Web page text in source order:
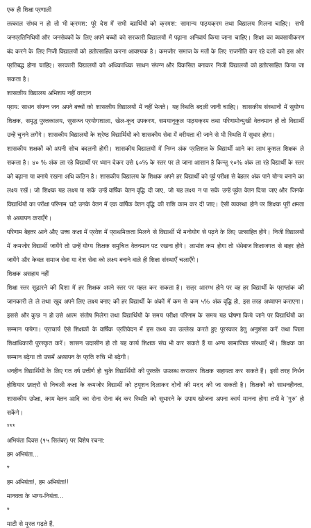
एक ही शिक्षा प्रणाली
तत्काल संभव न हो तो भी क्रमश: पूरे देश में सभी व्द्यार्थियों को क्रमश: सामान्य पाठ्यक्रम तथा विद्यालय मिलना चाहिए। सभी
जनप्रतिनिधियों और जनसेवकों के लिए अपने बच्चों को सरकारी विद्यालयों में पढ़ाना अनिवार्य किया जाना चाहिए। शिक्षा का व्यवसायीकरण
बंद करने के लिए निजी विद्यालयों को हतोत्साहित करना आवश्यक है। कमजोर समाज के मतों के लिए राजनीति कर रहे दलों को इस ओर
प्रतिबद्ध होना चाहिए। सरकारी विद्यालयों को अधिकाधिक साधन संपन्न और विकसित बनाकर निजी विद्यालयों को हतोत्साहित किया जा
सकता है।
शासकीय विद्यालय अभिशाप नहीं वरदान
प्राय: साधन संपन्न जन अपने बच्चों को शासकीय विद्यालयों में नहीं भेजते। यह स्थिति बदली जानी चाहिए। शासकीय संस्थानों में सुयोग्य
शिक्षक, समृद्ध पुस्तकालय, सुसज्ज प्रयोगशाला, खेल-कूद उपकरण, समयानुकूल पाठ्यक्रम तथा परिणामोन्मुखी वेतनमान हों तो विद्यार्थी
उन्हें चुनने लगेंगे। शासकीय विद्यालयों के श्रेष्ठ विद्यार्थियों को शासकीय सेवा में वरीयता दी जाने से भी स्थिति में सुधार होगा।
शासकीय शक्षकों को अपनी सोच बदलनी होगी। शासकीय विद्यालयों में निम्न अंक प्रतिशत के विद्यार्थी आने का लाभ कुशल शिक्षक ले
सकता है। ४० % अंक ला रहे विद्यार्थी पर ध्यान देकर उसे ६०% के स्तर पर ले जाना आसान है किन्तु ९०% अंक ला रहे विद्यार्थी के स्तर
को बढ़ाना या बनाये रखना अधि कठिन है। शासकीय विद्यालय के शिक्षक अपने हर विद्यार्थी को पूर्व परीक्षा से बेहतर अंक पाने योग्य बनाने का
लक्ष्य रखें। जो शिक्षक यह लक्ष्य पा सकें उन्हें वार्षिक वेतन वृद्धि दी जाए, जो यह लक्ष्य न पा सकें उन्हें पूर्वत वेतन दिया जाए और जिनके
विद्यार्थियों का परीक्षा परिणाम घटे उनके वेतन में एक वार्षिक वेतन वृद्धि की राशि काम कर दी जाए। ऐसी व्यवस्था होने पर शिक्षक पूरी क्षमता
से अध्यापन कराएँगे।
परिणाम बेहतर आने औए उच्च कक्षा में प्रवेश में प्राथमिकता मिलने से विद्यार्थी भी मनोयोग से पढ़ने के लिए उत्साहित होंगे। निजी विद्यालयों
में कमजोर विद्यार्थी जायेंगे तो उन्हें योग्य शिक्षक समुचित वेतनमान पट रखना होंगे। लाभांश कम होगा तो धंधेबाज शिक्षाजगत से बाहर होते
जायेंगे और केवल समाज सेवा या देश सेवा को लक्ष्य बनाने वाले ही शिक्षा संस्थाएँ चलाएँगे।
शिक्षक असहाय नहीं
शिक्षा स्तर सुढारने की दिशा में हर शिक्षक अपने स्तर पर पहल कर सकता है। सत्र आरम्भ होने पर वह हर विद्यार्थी के प्राप्तांक की
जानकारी ले ले तथा खुद अपने लिए लक्ष्य बनाए की हर विद्यार्थी के अंकों में कम से कम ५% अंक वृद्धि हो, इस तरह अध्यापन कराएगा।
इससे और कुछ न हो उसे आत्म संतोष मिलेगा तथा विद्यार्थियों के समय परीक्षा परिणाम के समय यह घोषणा किये जाने पर विद्यार्थियों का
सम्मान पायेगा। प्राचार्य ऐसे शिक्षकों के वार्षिक प्रतिवेदन में इस तथ्य का उल्लेख करते हुए पुरस्कार हेतु अनुशंसा करें तथा जिला
शिक्षाधिकारी पुरस्कृत करें। शासन उदासीन हो तो यह कार्य शिक्षक संघ भी कर सकते हैं या अन्य सामाजिक संस्थाएँ भी। शिक्षक का
सम्मान बढ़ेगा तो उसमें अध्यापन के प्रति रुचि भी बढ़ेगी।
धनहीन विद्यार्थियों के लिए गत वर्ष उत्तीर्ण हो चुके विद्यार्थियों की पुस्तकें उपलब्ध कराकर शिक्षक सहायता कर सकते हैं। इसी तरह निर्धन
होशियार छात्रों से निचली कक्षा के कमजोर विद्यार्थी को ट्यूशन दिलाकर दोनों की मदद की जा सकती है। शिक्षकों को साधनहीनता,
शासकीय उपेक्षा, काम वेतन आदि का रोना रोना बंद कर स्थिति को सुधारने के उपाय खोजना अपना कार्य मानना होगा तभी वे 'गुरु' हो
सकेंगे।
***
अभियंता दिवस (१५ सितंबर) पर विशेष रचना:
हम अभियंता...
*
हम अभियंता!, हम अभियंता!!
मानवता के भाग्य-नियंता...
*
माटी से मूरत गढ़ते हैं,